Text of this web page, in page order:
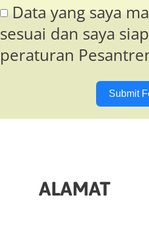
Data yang saya
sesuai dan saya
peraturan
Submit
ALAMAT